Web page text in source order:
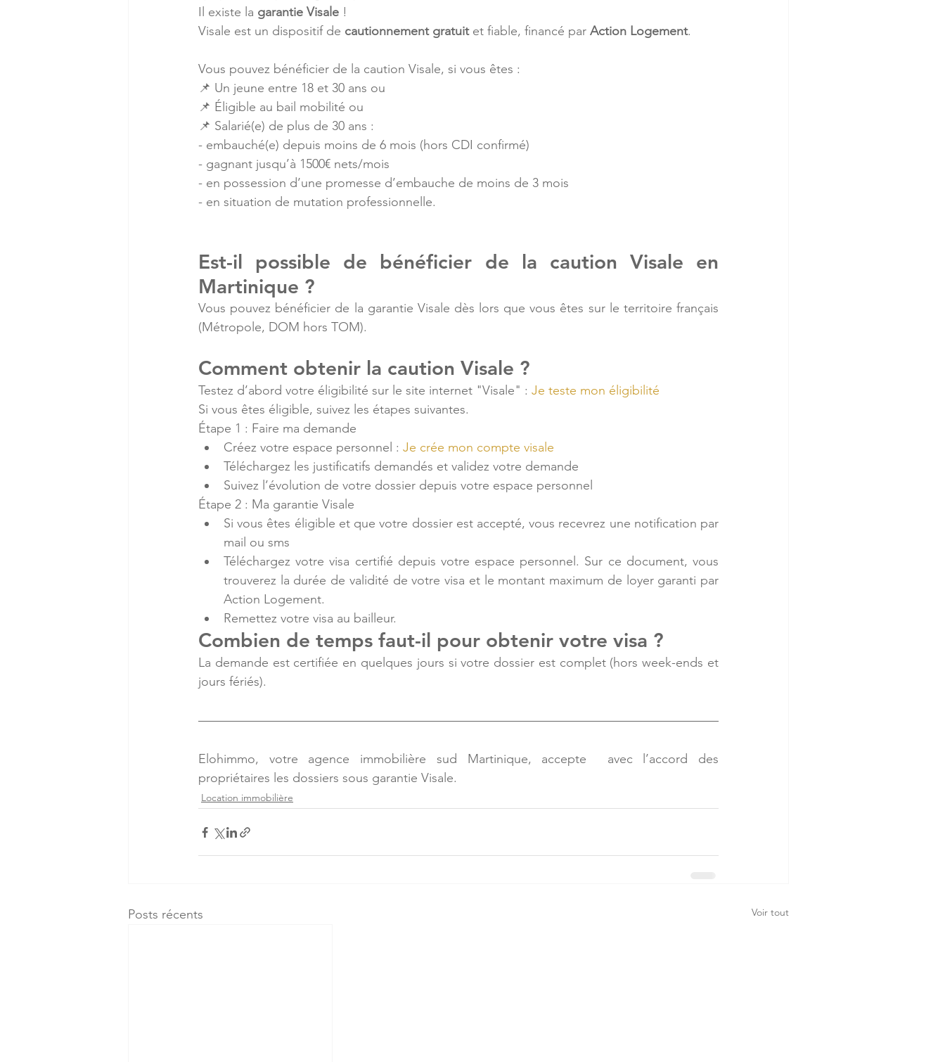
Il existe la garantie Visale !
Visale est un dispositif de cautionnement gratuit et fiable, financé par Action Logement.
Vous pouvez bénéficier de la caution Visale, si vous êtes :
📌 Un jeune entre 18 et 30 ans ou
📌 Éligible au bail mobilité ou
📌 Salarié(e) de plus de 30 ans :
- embauché(e) depuis moins de 6 mois (hors CDI confirmé)
- gagnant jusqu’à 1500€ nets/mois
- en possession d’une promesse d’embauche de moins de 3 mois
- en situation de mutation professionnelle.
Est-il possible de bénéficier de la caution Visale en
Martinique ?
Vous pouvez bénéficier de la garantie Visale dès lors que vous êtes sur le territoire français
(Métropole, DOM hors TOM).
Comment obtenir la caution Visale ?
Testez d’abord votre éligibilité sur le site internet "Visale" : Je teste mon éligibilité
Si vous êtes éligible, suivez les étapes suivantes.
Étape 1 : Faire ma demande
Créez votre espace personnel : Je crée mon compte visale
Téléchargez les justificatifs demandés et validez votre demande
Suivez l’évolution de votre dossier depuis votre espace personnel
Étape 2 : Ma garantie Visale
Si vous êtes éligible et que votre dossier est accepté, vous recevrez une notification par
mail ou sms
Téléchargez votre visa certifié depuis votre espace personnel. Sur ce document, vous
trouverez la durée de validité de votre visa et le montant maximum de loyer garanti par
Action Logement.
Remettez votre visa au bailleur.
Combien de temps faut-il pour obtenir votre visa ?
La demande est certifiée en quelques jours si votre dossier est complet (hors week-ends et
jours fériés).
Elohimmo, votre agence immobilière sud Martinique, accepte  avec l’accord des
propriétaires les dossiers sous garantie Visale.
Location immobilière
Posts récents Voir tout